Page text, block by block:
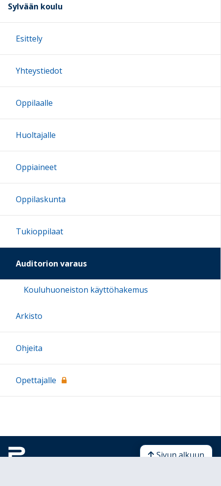
Sylvään koulu
Esittely
Yhteystiedot
Oppilaalle
Huoltajalle
Oppiaineet
Oppilaskunta
Tukioppilaat
Auditorion varaus
Kouluhuoneiston käyttöhakemus
Arkisto
Ohjeita
Opettajalle
Sivun alkuun